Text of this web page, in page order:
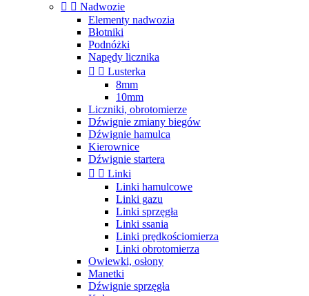
  Nadwozie
Elementy nadwozia
Błotniki
Podnóżki
Napędy licznika
  Lusterka
8mm
10mm
Liczniki, obrotomierze
Dźwignie zmiany biegów
Dźwignie hamulca
Kierownice
Dźwignie startera
  Linki
Linki hamulcowe
Linki gazu
Linki sprzęgła
Linki ssania
Linki prędkościomierza
Linki obrotomierza
Owiewki, osłony
Manetki
Dźwignie sprzęgła